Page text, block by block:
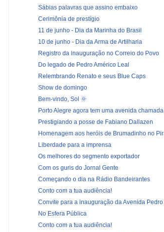
Sábias palavras que assino embaixo
Cerimônia de prestígio
11 de junho - Dia da Marinha do Brasil
10 de junho - Dia da Arma de Artilharia
Registro da inauguração no Correio do Povo
Do legado de Pedro Américo Leal
Relembrando Renato e seus Blue Caps
Show de domingo
Bem-vindo, Sol 🌞
Porto Alegre agora tem uma avenida
Prestigiando a posse de Fabiano Dallazen
Homenagem aos heróis de Brumadinho no
Liberdade para a imprensa
Os melhores do segmento exportador
Com os guris do Jornal Gente
Começando o dia na Rádio Bandeirantes
Conto com a tua audiência!
Convite para a inauguração da Avenida Pedro
No Esfera Pública
Conto com a tua audiência!